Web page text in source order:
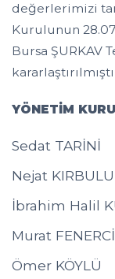
değerlerimizi
Kurulunun
Bursa ŞURKAV
YÖNETİM
Sedat
Nejat
İbrahim Halil
Murat
Ömer